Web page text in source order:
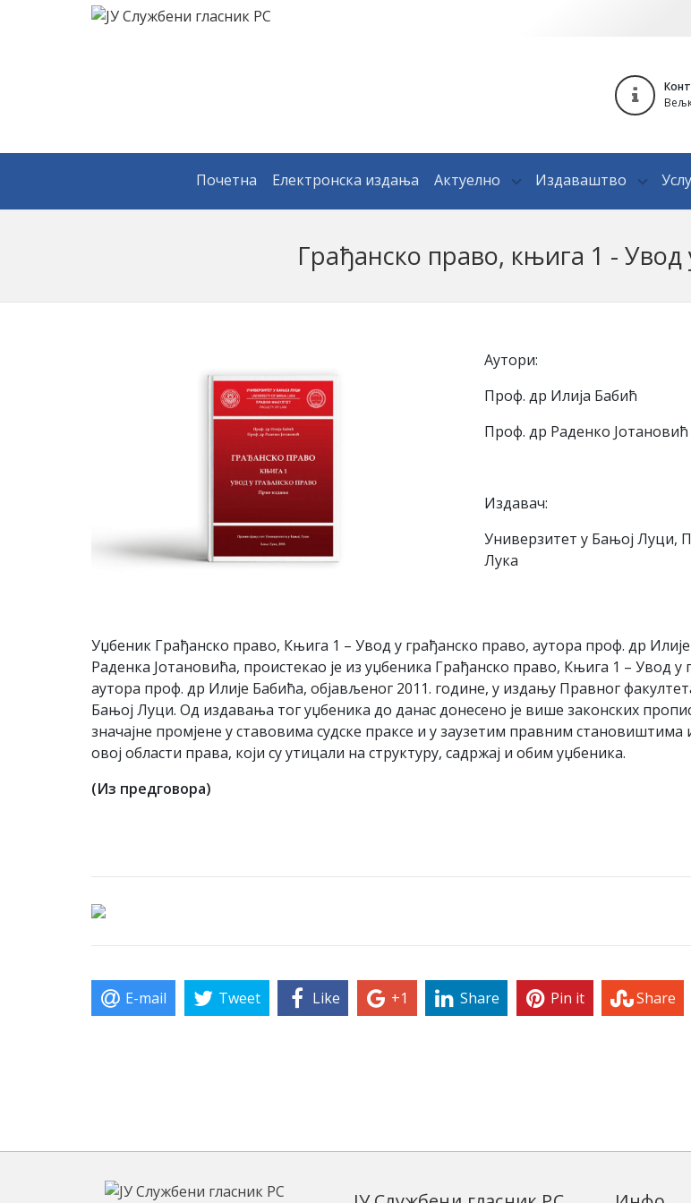
Почетна Електронска издања Актуелно Издаваштво
Грађанско право, књига 1 - Увод
Аутори:
Проф. др Илија Бабић
Проф. др Раденко Јотановић
Издавач:
Универзитет у Бањој Луци,
Лука
Уџбеник Грађанско право, Књига 1 – Увод у грађанско право, аутора проф. др
Раденка Јотановића, проистекао је из уџбеника Грађанско право, Књига 1 – Увод у
аутора проф. др Илије Бабића, објављеног 2011. године, у издању Правног
Бањој Луци. Од издавања тог уџбеника до данас донесено је више законских
значајне промјене у ставовима судске праксе и у заузетим правним становиштима
овој области права, који су утицали на структуру, садржај и обим уџбеника.
(Из предговора)
E-mail Tweet Like +1 Share Pin it Share